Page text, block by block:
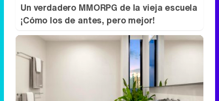
Un verdadero MMORPG de la vieja escuela
¡Cómo los de antes, pero mejor!